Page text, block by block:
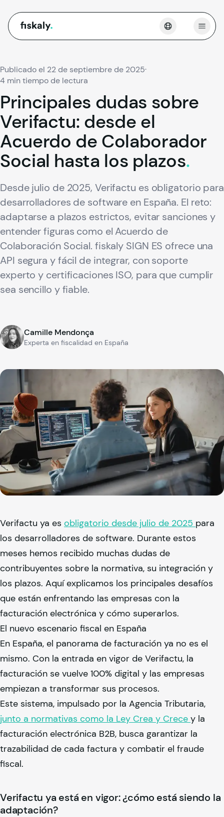
fiskaly. Abrir
Publicado el 22 de septiembre de 2025·
4 min tiempo de lectura
Principales dudas sobre
Verifactu: desde el
Acuerdo de Colaborador
Social hasta los plazos.
Desde julio de 2025, Verifactu es obligatorio para
desarrolladores de software en España. El reto:
adaptarse a plazos estrictos, evitar sanciones y
entender figuras como el Acuerdo de
Colaboración Social. fiskaly SIGN ES ofrece una
API segura y fácil de integrar, con soporte
experto y certificaciones ISO, para que cumplir
sea sencillo y fiable.
Camille Mendonça
Experta en fiscalidad en España
Verifactu ya es obligatorio desde julio de 2025 para
los desarrolladores de software. Durante estos
meses hemos recibido muchas dudas de
contribuyentes sobre la normativa, su integración y
los plazos. Aquí explicamos los principales desafíos
que están enfrentando las empresas con la
facturación electrónica y cómo superarlos.
El nuevo escenario fiscal en España
En España, el panorama de facturación ya no es el
mismo. Con la entrada en vigor de Verifactu, la
facturación se vuelve 100% digital y las empresas
empiezan a transformar sus procesos.
Este sistema, impulsado por la Agencia Tributaria,
junto a normativas como la Ley Crea y Crece y la
facturación electrónica B2B, busca garantizar la
trazabilidad de cada factura y combatir el fraude
fiscal.
Verifactu ya está en vigor: ¿cómo está siendo la
adaptación?